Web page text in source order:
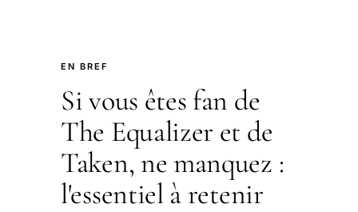
EN BREF
Si vous êtes fan de
The Equalizer et de
Taken, ne manquez :
l'essentiel à retenir